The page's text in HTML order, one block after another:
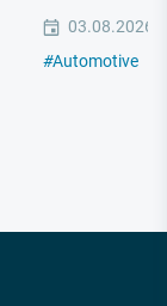
03.08.2026
#Automotive